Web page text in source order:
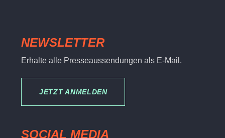
NEWSLETTER
Erhalte alle Presseaussendungen als E-Mail.
JETZT ANMELDEN
SOCIAL MEDIA